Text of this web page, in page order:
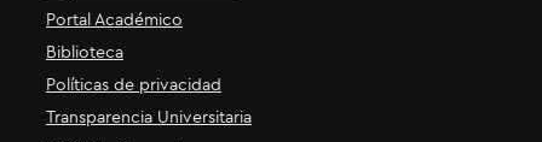
Portal Académico
Biblioteca
Políticas de privacidad
Transparencia Universitaria